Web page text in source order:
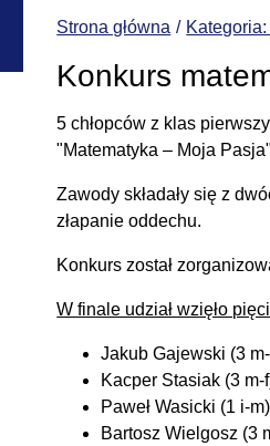
Strona główna
Konkurs
5 chłopców z klas
"Matematyka – Moja
Zawody składały się z
złapanie oddechu.
Konkurs został
W finale udział wzięło
Jakub Gajewski (3
Kacper Stasiak (3 m-
Paweł Wasicki (1 i-m)
Bartosz Wielgosz (3